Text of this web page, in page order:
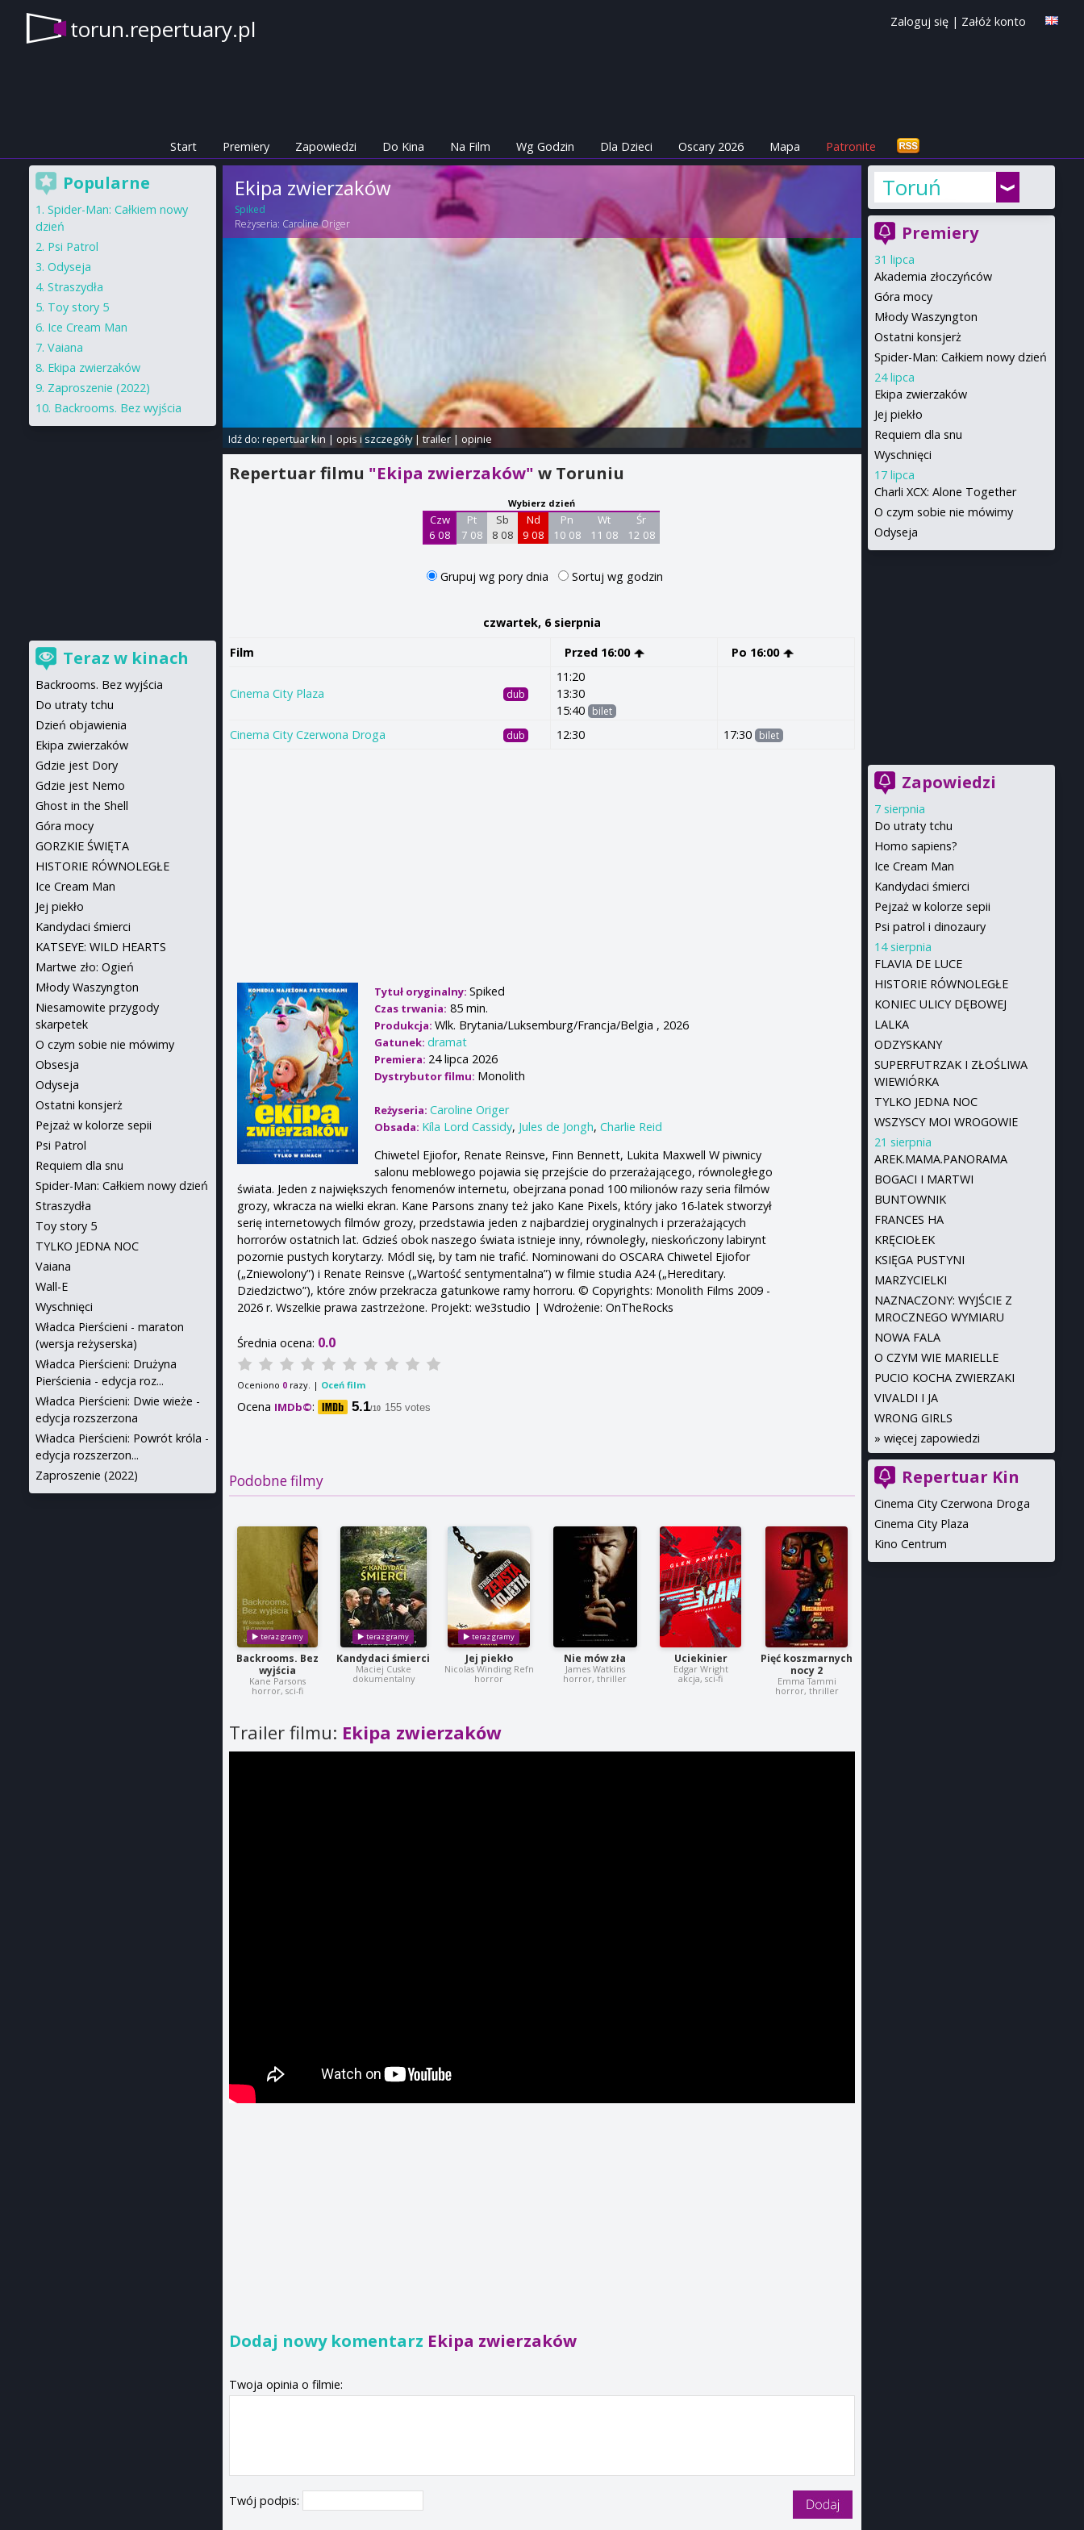
torun.repertuary.pl Zaloguj się | Załóż konto
Start Premiery Zapowiedzi Do Kina Na Film Wg Godzin Dla Dzieci Oscary 2026 Mapa Patronite
Ekipa zwierzaków
Spiked
Reżyseria: Caroline Origer
Idź do: repertuar kin | opis i szczegóły| trailer| opinie
Repertuar filmu "Ekipa zwierzaków"w Toruniu
Wybierz dzień
Czw
6 08
Pt
7 08
Sb
8 08
Nd
9 08
Pn
10 08
Wt
11 08
Śr
12 08
Grupuj wg pory dnia Sortuj wg godzin
czwartek, 6 sierpnia
Film
Przed 16:00 Po 16:00
Cinema City Plaza dub
11:20
13:30
15:40 bilet
Cinema City Czerwona Droga dub 12:30 17:30 bilet
Tytuł oryginalny:Spiked
Czas trwania: 85 min.
Produkcja:Wlk. Brytania/Luksemburg/Francja/Belgia , 2026
Gatunek:dramat
Premiera: 24 lipca 2026
Dystrybutor filmu: Monolith
Reżyseria:Caroline Origer
Obsada: Kíla Lord Cassidy, Jules de Jongh,Charlie Reid
Chiwetel Ejiofor, Renate Reinsve, Finn Bennett, Lukita Maxwell W piwnicy
salonu meblowego pojawia się przejście do przerażającego, równoległego
świata. Jeden z największych fenomenów internetu, obejrzana ponad 100 milionów razy seria filmów
grozy, wkracza na wielki ekran. Kane Parsons znany też jako Kane Pixels, który jako 16-latek stworzył
serię internetowych filmów grozy, przedstawia jeden z najbardziej oryginalnych i przerażających
horrorów ostatnich lat. Gdzieś obok naszego świata istnieje inny, równoległy, nieskończony labirynt
pozornie pustych korytarzy. Módl się, by tam nie trafić. Nominowani do OSCARA Chiwetel Ejiofor
(„Zniewolony”) i Renate Reinsve („Wartość sentymentalna”) w filmie studia A24 („Hereditary.
Dziedzictwo”), które znów przekracza gatunkowe ramy horroru. © Copyrights: Monolith Films 2009 -
2026 r. Wszelkie prawa zastrzeżone. Projekt: we3studio | Wdrożenie: OnTheRocks
Średnia ocena: 0.0
Oceniono 0 razy. | Oceń film
Ocena IMDb©: 5.1/10 155 votes
Podobne filmy
Backrooms. Bez
wyjścia
Kane Parsons
horror, sci-fi
Kandydaci śmierci
Maciej Cuske
dokumentalny
Jej piekło
Nicolas Winding Refn
horror
Nie mów zła
James Watkins
horror, thriller
Uciekinier
Edgar Wright
akcja, sci-fi
Pięć koszmarnych
nocy 2
Emma Tammi
horror, thriller
Trailer filmu: Ekipa zwierzaków
Dodaj nowy komentarz Ekipa zwierzaków
Twoja opinia o filmie:
Twój podpis:
Toruń
Premiery
31 lipca
Akademia złoczyńców
Góra mocy
Młody Waszyngton
Ostatni konsjerż
Spider-Man: Całkiem nowy dzień
24 lipca
Ekipa zwierzaków
Jej piekło
Requiem dla snu
Wyschnięci
17 lipca
Charli XCX: Alone Together
O czym sobie nie mówimy
Odyseja
Zapowiedzi
7 sierpnia
Do utraty tchu
Homo sapiens?
Ice Cream Man
Kandydaci śmierci
Pejzaż w kolorze sepii
Psi patrol i dinozaury
14 sierpnia
FLAVIA DE LUCE
HISTORIE RÓWNOLEGŁE
KONIEC ULICY DĘBOWEJ
LALKA
ODZYSKANY
SUPERFUTRZAK I ZŁOŚLIWA
WIEWIÓRKA
TYLKO JEDNA NOC
WSZYSCY MOI WROGOWIE
21 sierpnia
AREK.MAMA.PANORAMA
BOGACI I MARTWI
BUNTOWNIK
FRANCES HA
KRĘCIOŁEK
KSIĘGA PUSTYNI
MARZYCIELKI
NAZNACZONY: WYJŚCIE Z
MROCZNEGO WYMIARU
NOWA FALA
O CZYM WIE MARIELLE
PUCIO KOCHA ZWIERZAKI
VIVALDI I JA
WRONG GIRLS
» więcej zapowiedzi
Repertuar Kin
Cinema City Czerwona Droga
Cinema City Plaza
Kino Centrum
Popularne
Spider-Man: Całkiem nowy
dzień
Psi Patrol
Odyseja
Straszydła
Toy story 5
Ice Cream Man
Vaiana
Ekipa zwierzaków
Zaproszenie (2022)
Backrooms. Bez wyjścia
Teraz w kinach
Backrooms. Bez wyjścia
Do utraty tchu
Dzień objawienia
Ekipa zwierzaków
Gdzie jest Dory
Gdzie jest Nemo
Ghost in the Shell
Góra mocy
GORZKIE ŚWIĘTA
HISTORIE RÓWNOLEGŁE
Ice Cream Man
Jej piekło
Kandydaci śmierci
KATSEYE: WILD HEARTS
Martwe zło: Ogień
Młody Waszyngton
Niesamowite przygody
skarpetek
O czym sobie nie mówimy
Obsesja
Odyseja
Ostatni konsjerż
Pejzaż w kolorze sepii
Psi Patrol
Requiem dla snu
Spider-Man: Całkiem nowy dzień
Straszydła
Toy story 5
TYLKO JEDNA NOC
Vaiana
Wall-E
Wyschnięci
Władca Pierścieni - maraton
(wersja reżyserska)
Władca Pierścieni: Drużyna
Pierścienia - edycja roz...
Władca Pierścieni: Dwie wieże -
edycja rozszerzona
Władca Pierścieni: Powrót króla -
edycja rozszerzon...
Zaproszenie (2022)